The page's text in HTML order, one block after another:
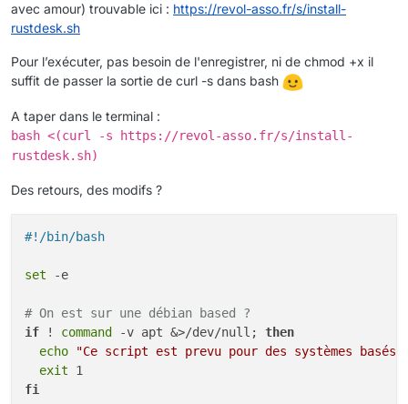
gamescope_fullscreen: true
gamescope_game_height:
gamescope_scaling:
false
gamescope_window_height:
0
latencyflex:
false
mangohud:
false
mangohud_display_on_game_start:
mouse_warp:
true
obsvkc:
renderer:
sync:
use_be_runtime: true
use_eac_runtime:
true
use_runtime:
false
use_steam_runtime:
avec amour) trouvable ici : https://revol-asso.fr/s/install-
rustdesk.sh
Pour l’exécuter, pas besoin de l'enregistrer, ni de chmod +x il
suffit de passer la sortie de curl -s dans bash
A taper dans le terminal :
bash <(curl -s https://revol-asso.fr/s/install-
rustdesk.sh)
Des retours, des modifs ?
#!/bin/bash
set -e
# On est sur une débian based ?
if ! command -v apt &>/dev/null; then
echo
"Ce script est prevu pour des systèmes basés
exit
fi